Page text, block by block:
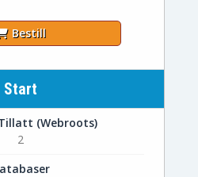
Bestill
Start
(Webroots)
2